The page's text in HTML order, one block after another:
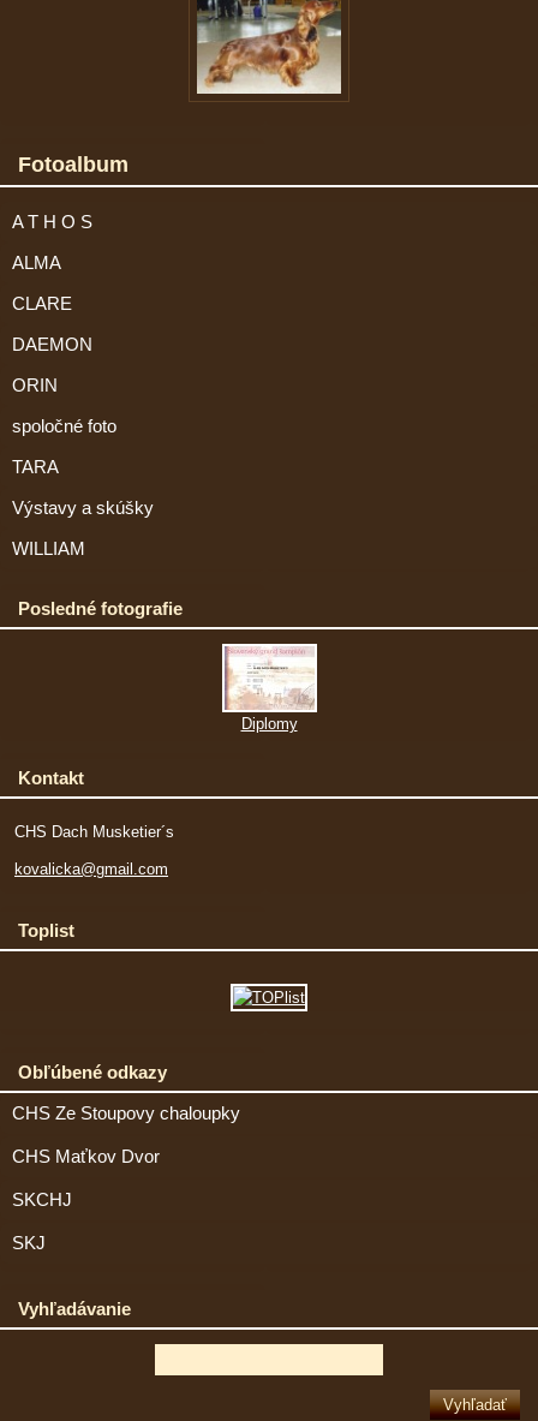
Fotoalbum
A T H O S
ALMA
CLARE
DAEMON
ORIN
spoločné foto
TARA
Výstavy a skúšky
WILLIAM
Posledné fotografie
Diplomy
Kontakt
CHS Dach Musketier´s
kovalicka@gmail.com
Toplist
Obľúbené odkazy
CHS Ze Stoupovy chaloupky
CHS Maťkov Dvor
SKCHJ
SKJ
Vyhľadávanie